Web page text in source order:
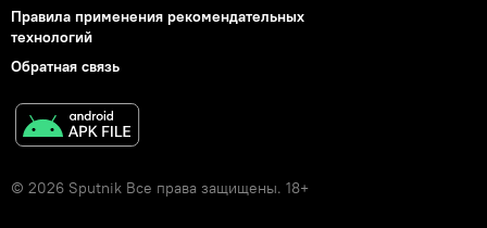
Правила применения рекомендательных
технологий
Обратная связь
© 2026 Sputnik Все права защищены. 18+